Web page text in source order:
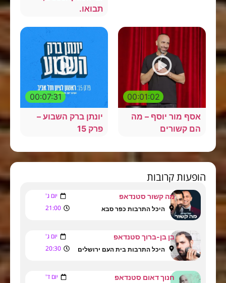
תבואו.
00:01:02
אסף מור יוסף – מה
הם קשורים
00:07:31
יונתן ברק השבוע –
פרק 15
הופעות קרובות
מה קשור סטנדאפ יום ג'
היכל התרבות כפר סבא 21:00
בן בן-ברוך סטנדאפ יום ג'
היכל התרבות בית העם ירושלים 20:30
חנוך דאום סטנדאפ יום ד'